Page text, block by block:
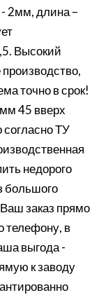
2мм, длина –
Высокий
точно в срок!
45 вверх
ТУ
недорого
большого
заказ прямо
телефону, в
выгода -
к заводу